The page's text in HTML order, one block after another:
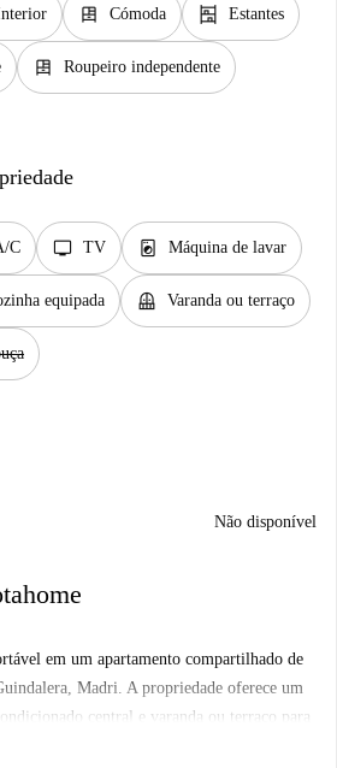
dresser Cómoda shelves Estantes
dresser Roupeiro independente
C tv TV local_laundry_service Máquina de lavar
equipada balcony Varanda ou terraço
Não disponível
em um apartamento compartilhado de
Madri. A propriedade oferece um
central e varanda ou terraço para
é totalmente equipada, incluindo